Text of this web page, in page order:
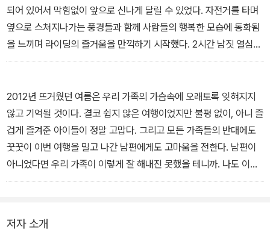
되어 있어서 막힘없이 앞으로 신나게 달릴 수 있었다. 자전거를 타며
옆으로 스쳐지나가는 풍경들과 함께 사람들의 행복한 모습에 동화됨
을 느끼며 라이딩의 즐거움을 만끽하기 시작했다. 2시간 남짓 열심히
달리고 나니, 어느새 아라 한강갑문 인증센터에 도착했다. 인증 부스
를 찍었다. 그 순간 제1코스를 정복했다는 성취감에 2시간 남짓 가량
달려온 피로가 한 번에 싹 달아나는 것만 같은 기분이었다. ‘시작이
반’이라는 말이 있듯이, 이날 첫 도전을 통해 내가 얻은 것은 바로 ‘나
도 할 수 있다’라는 자신감이었다.
첫 주행을 마치고 뿌듯한 마음으로 집에 돌아온 나는 잠을 청했으나,
나의 앞에 펼쳐질 아름다운 국토 종주 길의 모습이 떠올라 좀처럼 쉽
이가 아닐까? 하는 생각을 해 보았다. 그런 의미에서 오늘의 첫 Finis
2012년 뜨거웠던 여름은 우리 가족의 가슴속에 오래토록 잊혀지지
않고 기억될 것이다. 결코 쉽지 않은 여행이었지만 불평 없이, 아니 즐
겁게 즐겨준 아이들이 정말 고맙다. 그리고 모든 가족들의 반대에도
꿋꿋이 이번 여행을 밀고 나간 남편에게도 고마움을 전한다. 남편이
아니었다면 우리 가족이 이렇게 잘 해내진 못했을 테니까. 나도 이번
여행을 하면서 삶의 이치를 다시 한 번 되새겨볼 수 있었다. 탄탄대로
오는 시원한 내리막의 달콤함도 알게 되니, 어찌 우리네 인생과 닮지
저자 소개